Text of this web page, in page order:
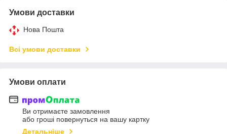
Умови доставки
Нова Пошта
Всі умови доставки
Умови оплати
Ви отримаєте замовлення
або гроші повернуться на вашу картку
Детальніше